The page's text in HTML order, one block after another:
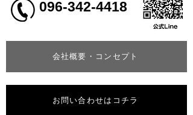
会社概要・コンセプト
096-342-4418
お問い合わせはコチラ